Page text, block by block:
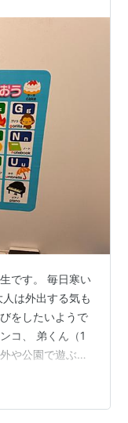
です。 毎日寒い
は外出する気も
をしたいようで
コ、 弟くん（1
や公園で遊ぶた
す。 そんな我が
プットを欠かさ